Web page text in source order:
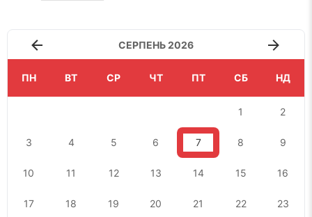
СЕРПЕНЬ 2026
ПН ВТ СР ЧТ ПТ СБ НД
1 2
3 4 5 6 7 8 9
10 11 12 13 14 15 16
17 18 19 20 21 22 23